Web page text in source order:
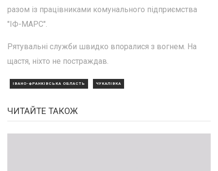
разом із працівниками комунального підприємства
"ІФ-МАРС".
Рятувальні служби швидко впоралися з вогнем. На
щастя, ніхто не постраждав.
ІВАНО-ФРАНКІВСЬКА ОБЛАСТЬ ЧУКАЛІВКА
ЧИТАЙТЕ ТАКОЖ